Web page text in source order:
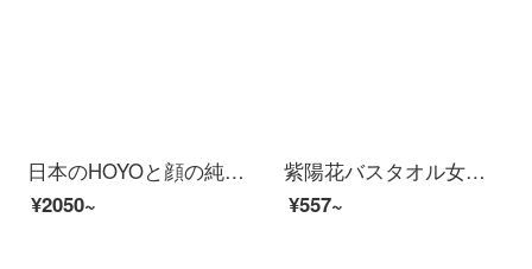
日本のHOYOと顔の純綿の浴衣の長目の男女の家庭用吸水速乾綿のカップルのタイプの浴衣の桜若Mサイズは身長の170-175 cmに適します。
¥2050~
紫陽花バスタオル女性夏2021新型家庭用は吸水速乾三点セットの可愛いカップル用の美しいガールペアです。
¥557~